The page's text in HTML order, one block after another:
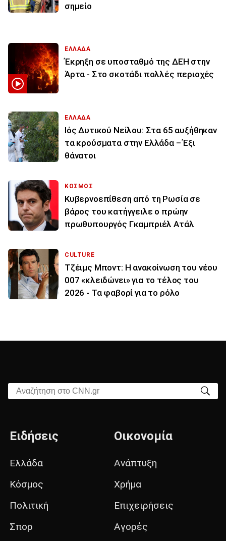
σημείο
ΕΛΛΑΔΑ
Έκρηξη σε υποσταθμό της ΔΕΗ στην
Άρτα - Στο σκοτάδι πολλές περιοχές
ΕΛΛΑΔΑ
Ιός Δυτικού Νείλου: Στα 65 αυξήθηκαν
τα κρούσματα στην Ελλάδα – Έξι
θάνατοι
ΚΟΣΜΟΣ
Κυβερνοεπίθεση από τη Ρωσία σε
βάρος του κατήγγειλε ο πρώην
πρωθυπουργός Γκαμπριέλ Ατάλ
CULTURE
Τζέιμς Μποντ: Η ανακοίνωση του νέου
007 «κλειδώνει» για το τέλος του
2026 - Τα φαβορί για το ρόλο
Αναζήτηση στο CNN.gr
Ειδήσεις
Ελλάδα
Κόσμος
Πολιτική
Σπορ
Οικονομία
Ανάπτυξη
Χρήμα
Επιχειρήσεις
Αγορές